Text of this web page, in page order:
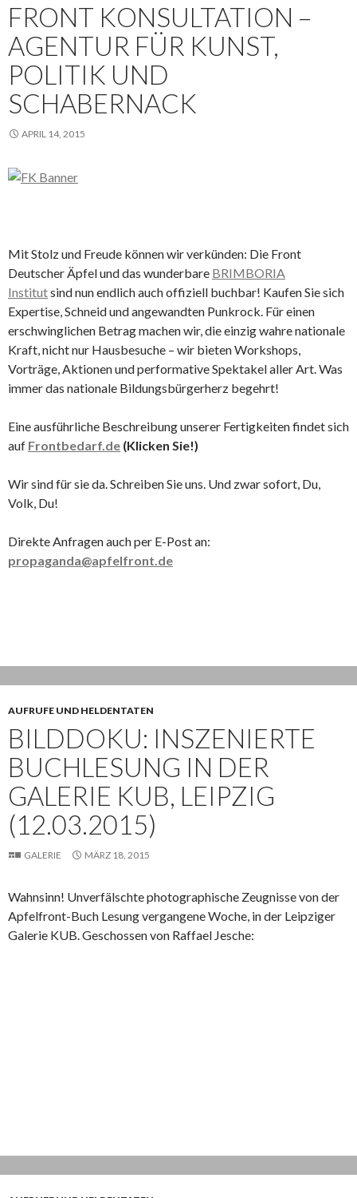
FRONT KONSULTATION –
AGENTUR FÜR KUNST,
POLITIK UND
SCHABERNACK
APRIL 14, 2015
Mit Stolz und Freude können wir verkünden: Die Front
Deutscher Äpfel und das wunderbare BRIMBORIA
Institutsind nun endlich auch offiziell buchbar! Kaufen Sie sich
Expertise, Schneid und angewandten Punkrock. Für einen
erschwinglichen Betrag machen wir, die einzig wahre nationale
Kraft, nicht nur Hausbesuche – wir bieten Workshops,
Vorträge, Aktionen und performative Spektakel aller Art. Was
immer das nationale Bildungsbürgerherz begehrt!
Eine ausführliche Beschreibung unserer Fertigkeiten findet sich
auf Frontbedarf.de (Klicken Sie!)
Wir sind für sie da. Schreiben Sie uns. Und zwar sofort, Du,
Volk, Du!
Direkte Anfragen auch per E-Post an:
propaganda@apfelfront.de
AUFRUFE UND HELDENTATEN
BILDDOKU: INSZENIERTE
BUCHLESUNG IN DER
GALERIE KUB, LEIPZIG
(12.03.2015)
GALERIE MÄRZ 18, 2015
Wahnsinn! Unverfälschte photographische Zeugnisse von der
Apfelfront-Buch Lesung vergangene Woche, in der Leipziger
Galerie KUB​. Geschossen von Raffael Jesche: